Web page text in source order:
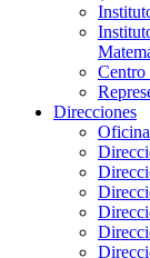
Centro
Direcciones